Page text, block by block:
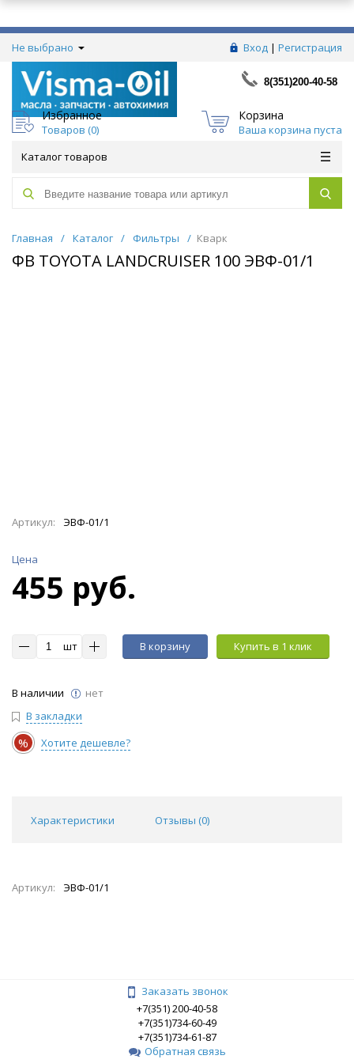
Не выбрано Вход | Регистрация
8(351)200-40-58
Избранное
Товаров (0)
Корзина
Ваша корзина пуста
Каталог товаров
Главная / Каталог / Фильтры / Кварк
ФВ TOYOTA LANDCRUISER 100 ЭВФ-01/1
Артикул: ЭВФ-01/1
Цена
455 руб.
шт В корзину Купить в 1 клик
В наличии
нет
В закладки
% Хотите дешевле?
Характеристики Отзывы (0)
Артикул: ЭВФ-01/1
Заказать звонок
+7(351) 200-40-58
+7(351)734-60-49
+7(351)734-61-87
Обратная связь